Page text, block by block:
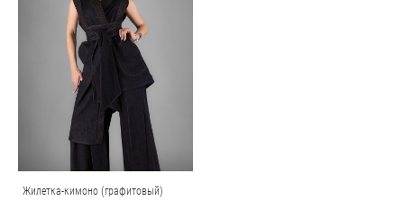
Жилетка-кимоно (графитовый)